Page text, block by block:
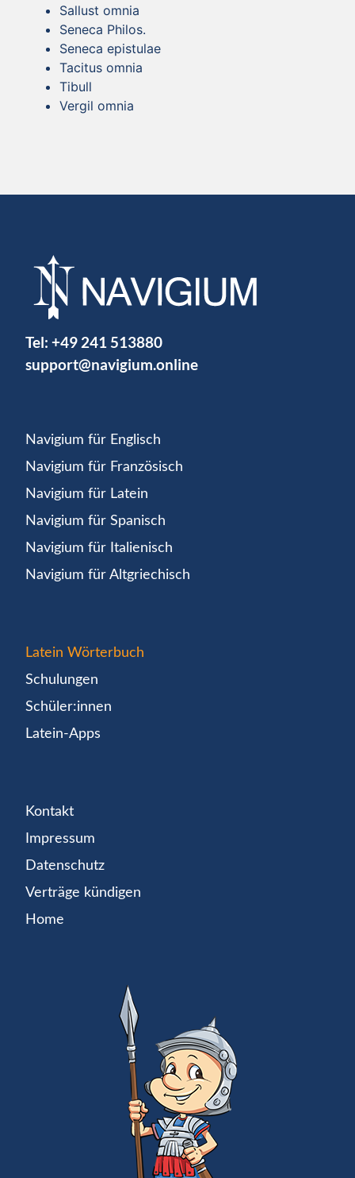
Sallust omnia
Seneca Philos.
Seneca epistulae
Tacitus omnia
Tibull
Vergil omnia
Tel: +49 241 513880
support@navigium.online
Navigium für Englisch
Navigium für Französisch
Navigium für Latein
Navigium für Spanisch
Navigium für Italienisch
Navigium für Altgriechisch
Latein Wörterbuch
Schulungen
Schüler:innen
Latein-Apps
Kontakt
Impressum
Datenschutz
Verträge kündigen
Home